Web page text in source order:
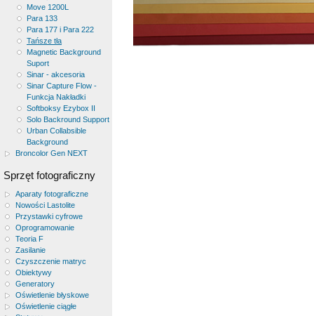
Move 1200L
Para 133
Para 177 i Para 222
Tańsze tła
Magnetic Background
Suport
Sinar - akcesoria
Sinar Capture Flow -
Funkcja Nakładki
Softboksy Ezybox II
Solo Backround Support
Urban Collabsible
Background
Broncolor Gen NEXT
Sprzęt fotograficzny
Aparaty fotograficzne
Nowości Lastolite
Przystawki cyfrowe
Oprogramowanie
Teoria F
Zasilanie
Czyszczenie matryc
Obiektywy
Generatory
Oświetlenie błyskowe
Oświetlenie ciągłe